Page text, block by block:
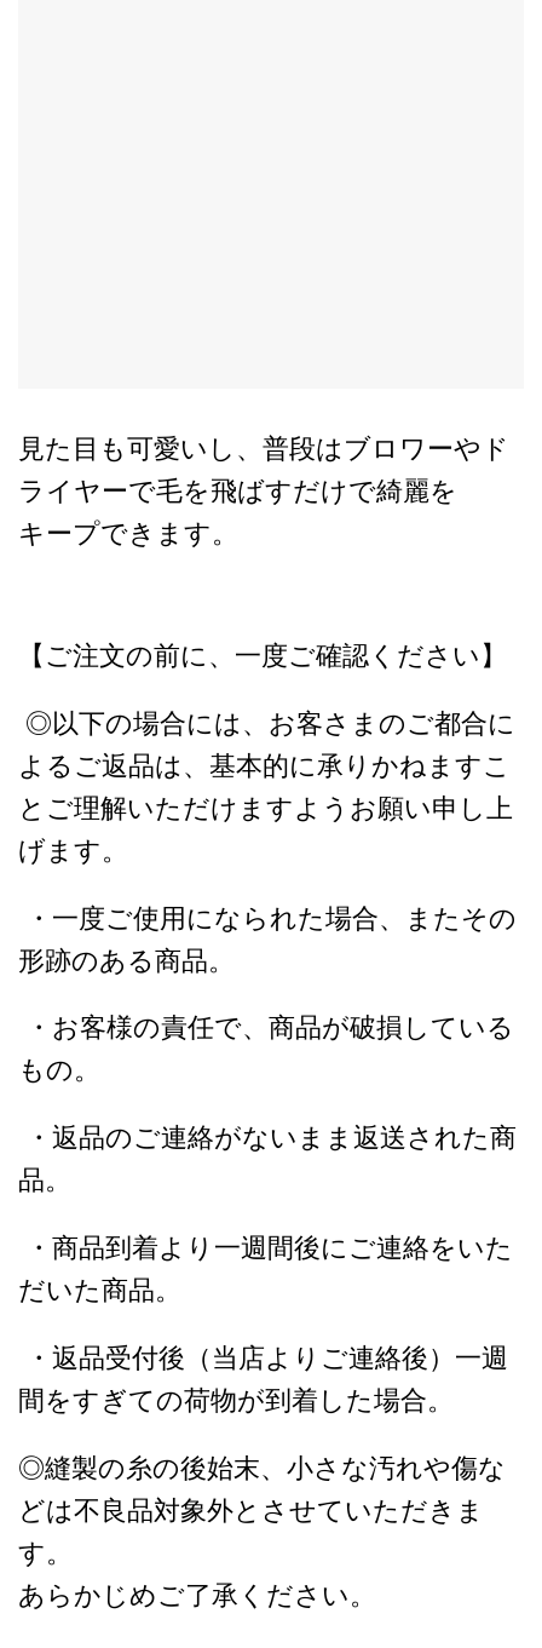
見た目も可愛いし、普段はブロワーやド
ライヤーで毛を飛ばすだけで綺麗を
キープできます。
【ご注文の前に、一度ご確認ください】
◎以下の場合には、お客さまのご都合に
よるご返品は、基本的に承りかねますこ
とご理解いただけますようお願い申し上
げます。
・一度ご使用になられた場合、またその
形跡のある商品。
・お客様の責任で、商品が破損している
もの。
・返品のご連絡がないまま返送された商
品。
・商品到着より一週間後にご連絡をいた
だいた商品。
・返品受付後（当店よりご連絡後）一週
間をすぎての荷物が到着した場合。
◎縫製の糸の後始末、小さな汚れや傷な
どは不良品対象外とさせていただきま
す。
あらかじめご了承ください。